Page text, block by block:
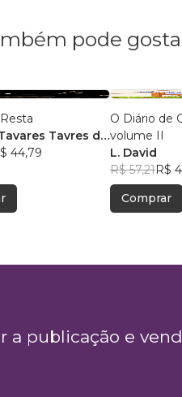
pode
Tavres da
44,79
O Diário de
volume II
L. David
R$ 57,21R$
Comprar
a publicação e